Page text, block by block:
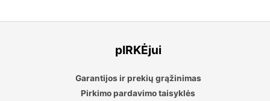
pIRKĖjui
Garantijos ir prekių grąžinimas
Pirkimo pardavimo taisyklės